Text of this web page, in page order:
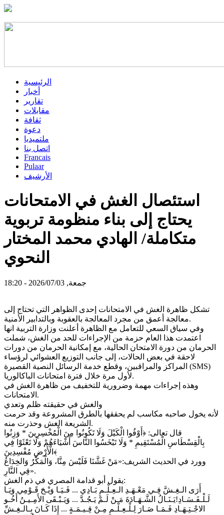
الرئيسية
أخبار
تقارير
مقابلات
ثقافة
دعوة
ملتميديا
اتصل بنا
Francais
Pulaar
الأرشيف
استئصال الغش في الامتحانات
يحتاج إلى بناء منظومة تربوية
متكاملة/ الهادي محمد المختار
جمعة, 2026/07/03 - 18:20
تشكل ظاهرة الغش في الامتحانات إحدى الظواهر التي تحتاج إلى
معالجة أعمق من مجرد المعالجة بالعقوبة وبالتدابير الأمنية.
وفي سياق السعي للتعامل مع الظاهرة أعلنت وزارة التربية انها
اعتمدت هذا العام حزمة من الإجراءات للحد من الغش، شملت
الحرمان من دورة الامتحان الحالية، مع إمكانية الحرمان من دورات
لاحقة في بعض الحالات، إلى جانب التوزيع العشوائي لرؤساء
المراكز والمراقبين، وقطع خدمة الرسائل النصية القصيرة (SMS)
لأول مرة خلال فترة امتحانات الباكالوريا.
وهذه إجراءات مهمة وضرورية للتخفيف من ظاهرة الغش في
الامتحانات.
لأنه يخول صاحبه مكاسب لم يحققها بالطرق المشروعة وقد حرمت
الشريعة الغش وحذرت منه.
قال تعالى: ﴿أَوْفُوا الْكَيْلَ وَلَا تَكُونُوا مِنَ الْمُخْسِرِينَ * وَزِنُوا
بِالْقِسْطَاسِ الْمُسْتَقِيمِ * وَلَا تَبْخَسُوا النَّاسَ أَشْيَاءَهُمْ وَلَا تَعْثَوْا فِي
الْأَرْضِ مُفْسِدِينَ﴾
فِي النَّارِ».
يقول أبو قدامة المصري في ذم الغش:
أَرَى الـغِـشَّ فِـي مَعْـهَـدِ الـعِـلْـمِ بَـادِي ... فَـيَـا وَيْـحَ قَـوْمِي وَيَـا
لَـلْـفَـسَـادِ!يَـنَـالُ الشَّـهَـادَةَ مَـنْ لَـمْ يَـجُـدَّ ... وَيَـبْـقَى الأَمِـيـنُ أَخُـو
الاجْـتِـهَـادِ فَـمَـا صَـارَ لِـلْـعِـلْـمِ مِـنْ قِـيـمَـةٍ ... إِذَا كَـانَ بِـالـغِـشِّ